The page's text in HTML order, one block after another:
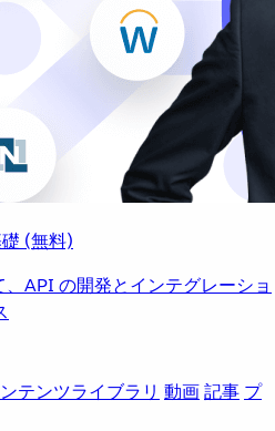
(無料)
API の開発とインテグレーショ
テンツライブラリ 動画記事 プ